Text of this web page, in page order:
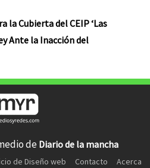
la Cubierta del CEIP ‘Las
Ante la Inacción del
de Diario de la mancha
de Diseño web Contacto
Acerca